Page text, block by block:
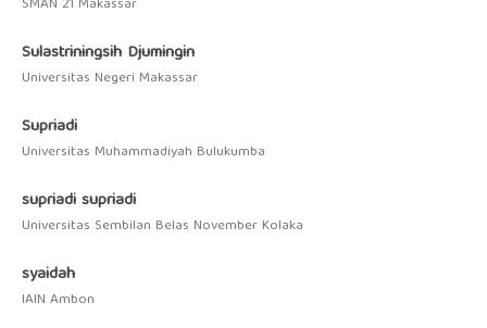
Sulastriningsih Djumingin
Universitas Negeri Makassar
Supriadi
Universitas Muhammadiyah Bulukumba
supriadi supriadi
Universitas Sembilan Belas November Kolaka
syaidah
IAIN Ambon